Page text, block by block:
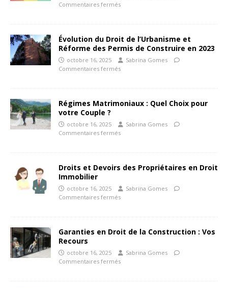
Commentaires fermés
Évolution du Droit de l’Urbanisme et
Réforme des Permis de Construire en 2023
octobre 16, 2025
Sabrina Gomes
Commentaires fermés
Régimes Matrimoniaux : Quel Choix pour
votre Couple ?
octobre 16, 2025
Sabrina Gomes
Commentaires fermés
Droits et Devoirs des Propriétaires en Droit
Immobilier
octobre 16, 2025
Sabrina Gomes
Commentaires fermés
Garanties en Droit de la Construction : Vos
Recours
octobre 16, 2025
Sabrina Gomes
Commentaires fermés